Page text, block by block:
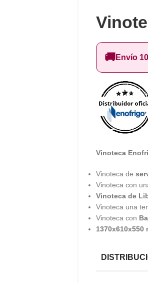
🚚Envío
Vinoteca
Vinoteca de
Vinoteca con
Vinoteca de
Vinoteca una
Vinoteca con
1370x610x550